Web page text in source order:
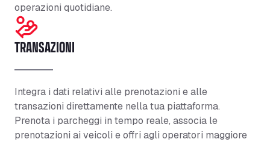
operazioni quotidiane.
TRANSAZIONI
Integra i dati relativi alle prenotazioni e alle
transazioni direttamente nella tua piattaforma.
Prenota i parcheggi in tempo reale, associa le
prenotazioni ai veicoli e offri agli operatori maggiore